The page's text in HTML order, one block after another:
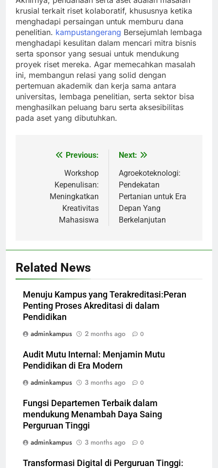
krusial terkait riset kolaboratif, khususnya ketika
menghadapi persaingan untuk memburu dana
penelitian. kampustangerang Bersejumlah lembaga
menghadapi kesulitan dalam mencari mitra bisnis
serta sponsor yang sesuai untuk mendukung
proyek riset mereka. Agar memecahkan masalah
ini, membangun relasi yang solid dengan
pertemuan akademik dan kerja sama antara
universitas, lembaga penelitian, serta sektor bisa
menghasilkan peluang baru serta aksesibilitas
pada aset yang dibutuhkan.
navigation
Previous:
Workshop
Kepenulisan:
Meningkatkan
Kreativitas
Mahasiswa
Next:
Agroekoteknologi:
Pendekatan
Pertanian untuk Era
Depan Yang
Berkelanjutan
Related News
Menuju Kampus yang Terakreditasi:Peran
Penting Proses Akreditasi di dalam
Pendidikan
adminkampus
2 months ago 0
Audit Mutu Internal: Menjamin Mutu
Pendidikan di Era Modern
adminkampus
3 months ago 0
Fungsi Departemen Terbaik dalam
mendukung Menambah Daya Saing
Perguruan Tinggi
adminkampus
3 months ago 0
Transformasi Digital di Perguruan Tinggi: